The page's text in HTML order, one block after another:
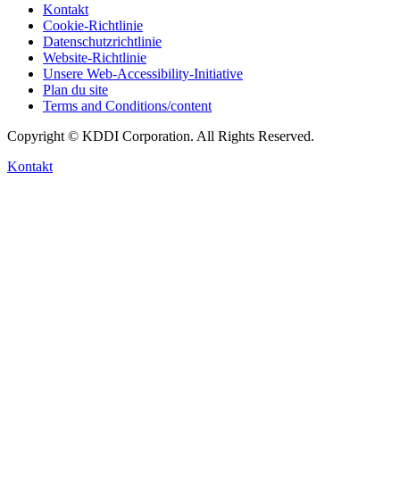
Kontakt
Cookie-Richtlinie
Datenschutzrichtlinie
Website-Richtlinie
Unsere Web-Accessibility-Initiative
Plan du site
Terms and Conditions/content
Copyright © KDDI Corporation. All Rights Reserved.
Kontakt